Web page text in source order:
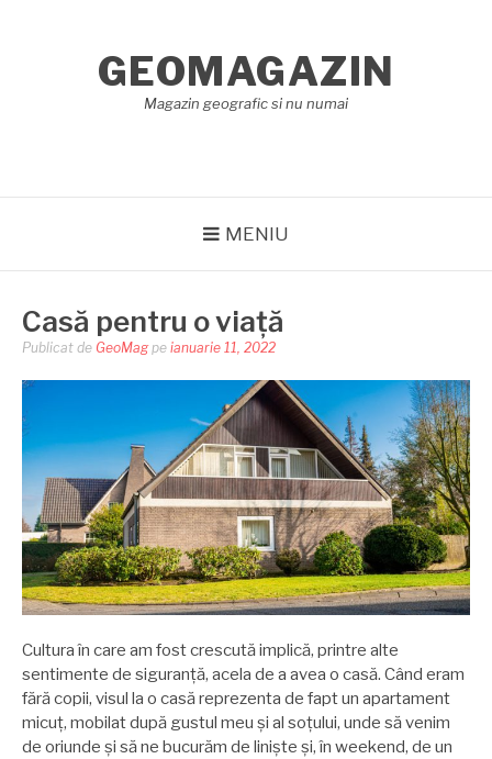
GEOMAGAZIN
Magazin geografic si nu numai
MENIU
Casă pentru o viață
Publicat de GeoMagpe ianuarie 11, 2022
Cultura în care am fost crescută implică, printre alte
sentimente de siguranță, acela de a avea o casă. Când eram
fără copii, visul la o casă reprezenta de fapt un apartament
micuț, mobilat după gustul meu şi al soțului, unde să venim
de oriunde şi să ne bucurăm de linişte şi, în weekend, de un